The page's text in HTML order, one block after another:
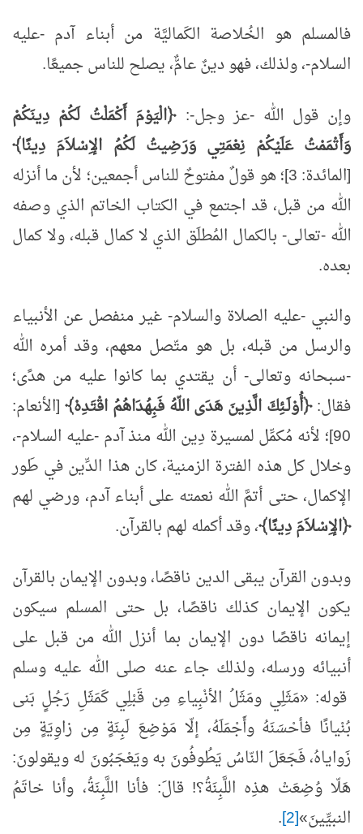
فالمسلم هو الخُلاصة الكَماليَّة من أبناء آدم -عليه
السلام-، ولذلك، فهو دينٌ عامٌّ، يصلح للناس جميعًا.
وإن قول الله -عز وجل-:﴿الْيَوْمَ أَكْمَلْتُ لَكُمْ دِينَكُمْ
وَأَتْمَمْتُ عَلَيْكُمْ نِعْمَتِي وَرَضِيتُ لَكُمُ الإِسْلاَمَ دِينًا﴾
[المائدة: 3]؛ هو قولٌ مفتوحٌ للناس أجمعين؛ لأن ما أنزله
الله من قبل، قد اجتمع في الكتاب الخاتم الذي وصفه
الله -تعالى- بالكمال المُطلَق الذي لا كمال قبله، ولا كمال
بعده.
والنبي -عليه الصلاة والسلام- غير منفصل عن الأنبياء
والرسل من قبله، بل هو متّصل معهم، وقد أمره الله
-سبحانه وتعالى- أن يقتدي بما كانوا عليه من هدًى؛
فقال:﴿أُوْلَـئِكَ الَّذِينَ هَدَى اللّهُ فَبِهُدَاهُمُ اقْتَدِهْ﴾[الأنعام:
90]؛ لأنه مُكمِّل لمسيرة دِين الله منذ آدم -عليه السلام-،
وخلال كل هذه الفترة الزمنية، كان هذا الدِّين في طَور
الإكمال، حتى أتمَّ الله نعمته على أبناء آدم، ورضي لهم
﴿الإِسْلاَمَ دِينًا﴾، وقد أكمله لهم بالقرآن.
وبدون القرآن يبقى الدين ناقصًا، وبدون الإيمان بالقرآن
يكون الإيمان كذلك ناقصًا، بل حتى المسلم سيكون
إيمانه ناقصًا دون الإيمان بما أنزل الله من قبل على
أنبيائه ورسله، ولذلك جاء عنه صلى الله عليه وسلم
قوله: «مَثَلِي ومَثَلُ الأنْبِياءِ مِن قَبْلِي كَمَثَلِ رَجُلٍ بَنى
بُنْيانًا فأحْسَنَهُ وأَجْمَلَهُ، إلّا مَوْضِعَ لَبِنَةٍ مِن زاوِيَةٍ مِن
زَواياهُ، فَجَعَلَ النّاسُ يَطُوفُونَ به ويَعْجَبُونَ له ويقولونَ:
هَلّا وُضِعَتْ هذِه اللَّبِنَةُ؟! قالَ: فأنا اللَّبِنَةُ، وأنا خاتَمُ
النبيِّينَ»[2]
.